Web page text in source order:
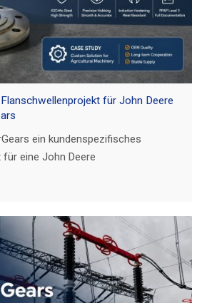
für John Deere
ein kundenspezifisches
eine John Deere
mit 42CrMo-Material, PPAP,